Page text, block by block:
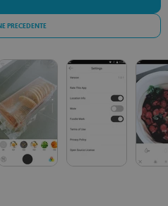
PRECEDENTE